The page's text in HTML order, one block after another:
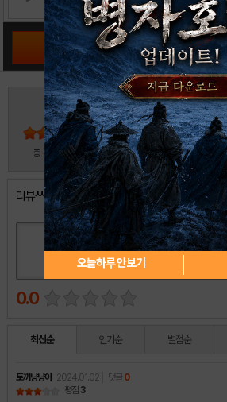
공략 커뮤니티 바로가기
3
총 30 명 참여
5
4
3
2
1
리뷰쓰기
0.0
최신순 인기순 별점순
토끼냥냥이 2024.01.02 댓글 0
평점 3
오늘하루 안보기